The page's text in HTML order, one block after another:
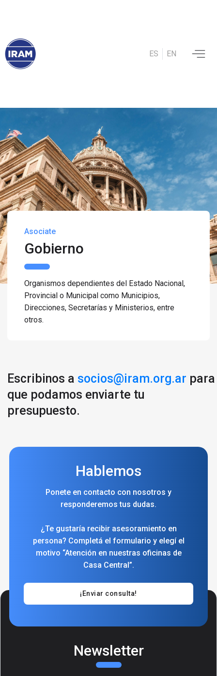
ES EN
Asociate
Gobierno
Organismos dependientes del Estado Nacional,
Provincial o Municipal como Municipios,
Direcciones, Secretarías y Ministerios, entre
otros.
Escribinos a socios@iram.org.ar para
que podamos enviarte tu
presupuesto.
Hablemos
Ponete en contacto con nosotros y
responderemos tus dudas.
¿Te gustaría recibir asesoramiento en
persona? Completá el formulario y elegí el
motivo “Atención en nuestras oficinas de
Casa Central”.
¡Enviar consulta!
Newsletter